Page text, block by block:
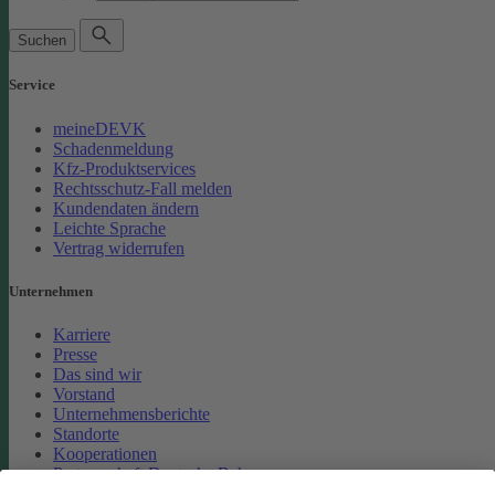
Suchen
Service
meineDEVK
Schadenmeldung
Kfz-Produktservices
Rechtsschutz-Fall melden
Kundendaten ändern
Leichte Sprache
Vertrag widerrufen
Unternehmen
Karriere
Presse
Das sind wir
Vorstand
Unternehmensberichte
Standorte
Kooperationen
Partnerschaft Deutsche Bahn